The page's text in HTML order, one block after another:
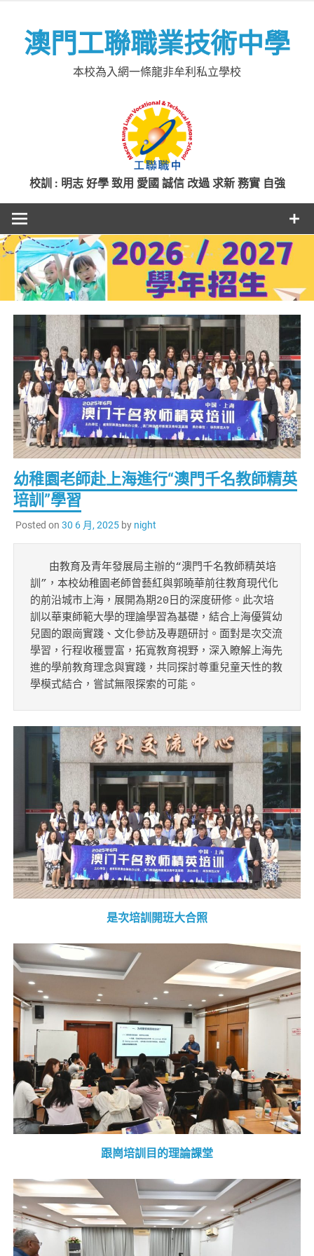
content澳門工聯職業技術中學
本校為入網一條龍非牟利私立學校
校訓 : 明志 好學 致用 愛國 誠信 改過 求新 務實 自強
幼稚園老師赴上海進行“澳門千名教師精英
培訓”學習
Posted on 30 6 月, 2025by night
訓”，本校幼稚園老師曾藝紅與郭曉華前往教育現代化
的前沿城市上海，展開為期20日的深度研修。此次培
訓以華東師範大學的理論學習為基礎，結合上海優質幼
兒園的跟崗實踐、文化參訪及專題研討。面對是次交流
學習，行程收穫豐富，拓寬教育視野，深入瞭解上海先
進的學前教育理念與實踐，共同探討尊重兒童天性的教
學模式結合，嘗試無限探索的可能。
是次培訓開班大合照
跟崗培訓目的理論課堂